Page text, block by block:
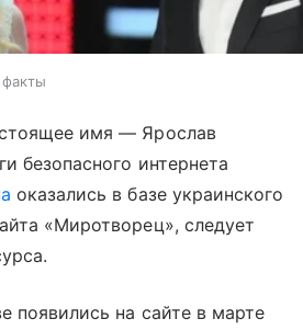
имя — Ярослав
безопасного интернета
оказались в базе украинского
«Миротворец», следует
появились на сайте в марте